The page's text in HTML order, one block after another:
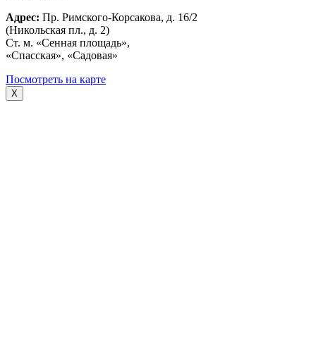
Адрес: Пр. Римского-Корсакова, д. 16/2
(Никольская пл., д. 2)
Ст. м. «Сенная площадь»,
«Спасская», «Садовая»
Посмотреть на карте
X